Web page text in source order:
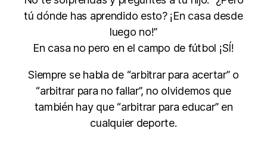
tú dónde has aprendido esto? ¡En casa desde
luego no!”
En casa no pero en el campo de fútbol ¡SÍ!
Siempre se habla de “arbitrar para acertar” o
“arbitrar para no fallar”, no olvidemos que
también hay que “arbitrar para educar” en
cualquier deporte.